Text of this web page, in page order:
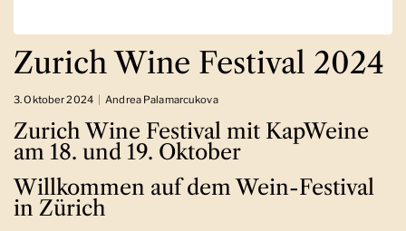
Zurich Wine Festival 2024
3. Oktober 2024 Andrea Palamarcukova
Zurich Wine Festival mit KapWeine
am 18. und 19. Oktober
Willkommen auf dem Wein-Festival
in Zürich